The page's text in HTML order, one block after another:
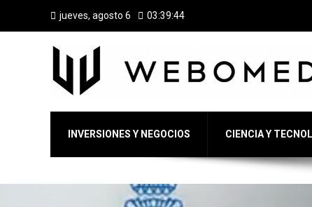
jueves, agosto 6 03:39:45
INVERSIONES Y NEGOCIOS CIENCIA Y